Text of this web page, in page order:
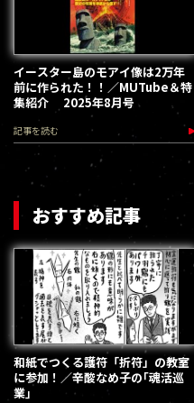
イースター島のモアイ像は2万年
前に作られた！！／MUTube＆特
集紹介 2025年8月号
記事を読む
おすすめ記事
和紙でつくる護符「折符」の教室
に参加！／辛酸なめ子の｢魂活巡
業｣